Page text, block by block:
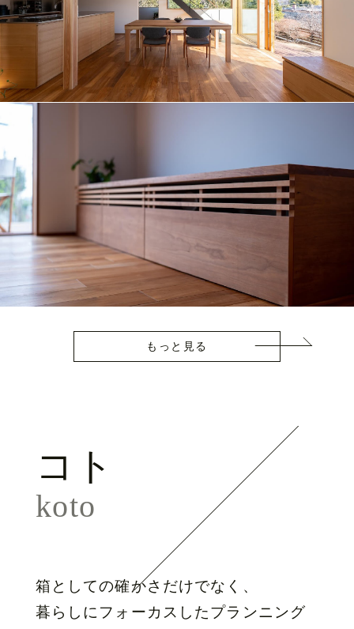
もっと見る
コト
koto
箱としての確かさだけでなく、
暮らしにフォーカスしたプランニング